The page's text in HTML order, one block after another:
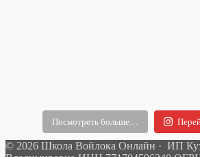
Посмотреть больше…
© 2026 Школа Войлока Онлайн · ИП